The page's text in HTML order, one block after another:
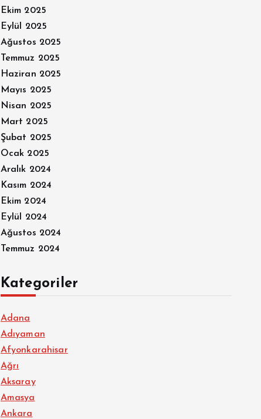
Ekim 2025
Eylül 2025
Ağustos 2025
Temmuz 2025
Haziran 2025
Mayıs 2025
Nisan 2025
Mart 2025
Şubat 2025
Ocak 2025
Aralık 2024
Kasım 2024
Ekim 2024
Eylül 2024
Ağustos 2024
Temmuz 2024
Kategoriler
Adana
Adıyaman
Afyonkarahisar
Ağrı
Aksaray
Amasya
Ankara